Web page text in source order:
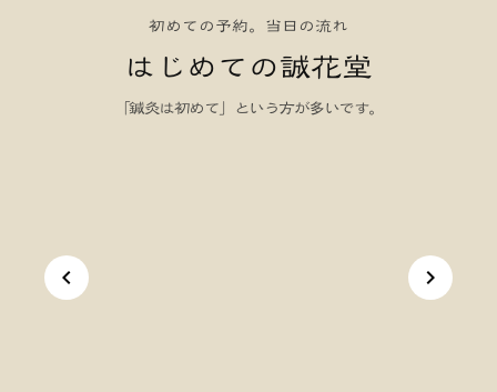
初めての予約。当日の流れ
はじめての誠花堂
「鍼灸は初めて」という方が多いです。
keyboard_arrow_right
keyboard_arrow_left